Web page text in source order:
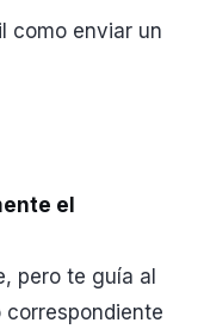
como enviar un
el
pero te guía al